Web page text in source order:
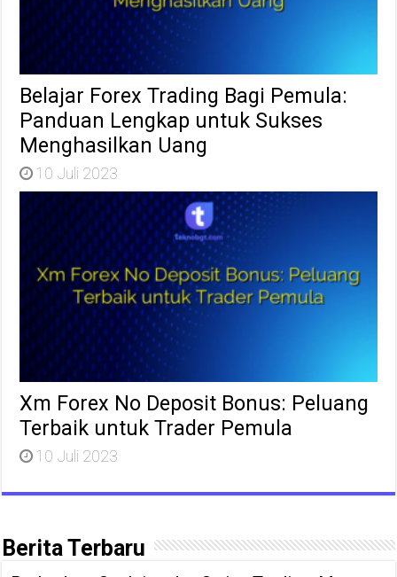
Belajar Forex Trading Bagi Pemula:
Panduan Lengkap untuk Sukses
Menghasilkan Uang
10 Juli 2023
Xm Forex No Deposit Bonus: Peluang
Terbaik untuk Trader Pemula
10 Juli 2023
Berita Terbaru